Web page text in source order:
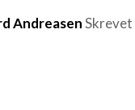
AndreasenSkrevet